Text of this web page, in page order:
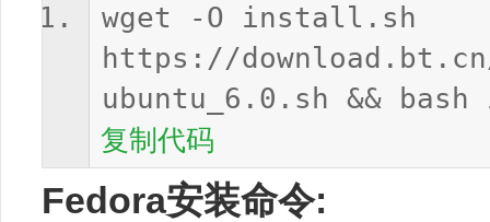
wget -O install.sh
https://
ubuntu_6.0.sh &&
复制代码
Fedora安装命令: